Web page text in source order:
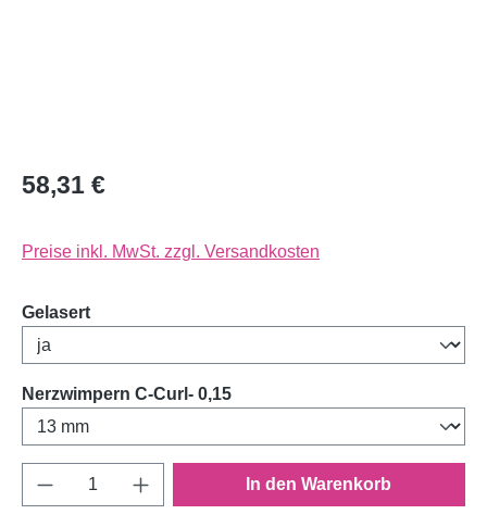
58,31 €
Preise inkl. MwSt. zzgl. Versandkosten
Gelasertauswählen
Nerzwimpern C-Curl- 0,15auswählen
Produkt Anzahl: Gib den gewünschten
In den Warenkorb